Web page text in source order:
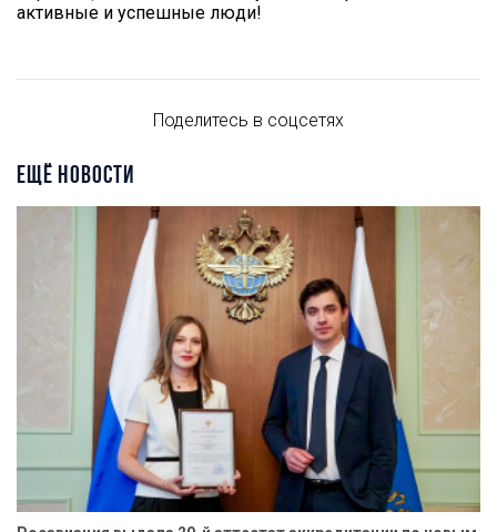
активные и успешные люди!
Поделитесь в соцсетях
ЕЩЁ НОВОСТИ